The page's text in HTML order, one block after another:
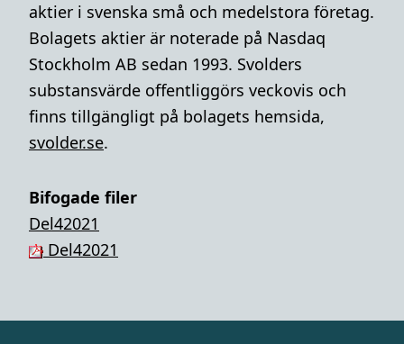
aktier i svenska små och medelstora företag.
Bolagets aktier är noterade på Nasdaq
Stockholm AB sedan 1993. Svolders
substansvärde offentliggörs veckovis och
finns tillgängligt på bolagets hemsida,
svolder.se.
Bifogade filer
Del42021
Del42021